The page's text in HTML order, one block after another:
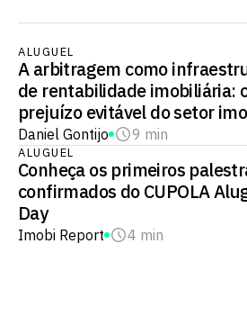
ALUGUEL
A arbitragem como
de rentabilidade imobiliária:
prejuízo evitável do setor
Daniel Gontijo 9 min
ALUGUEL
Conheça os primeiros
confirmados do CUPOLA
Day
Imobi Report 4 min